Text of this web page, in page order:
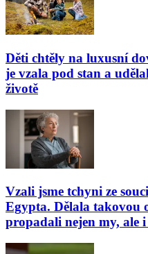
Děti chtěly na luxusní
je vzala pod stan a
životě
Vzali jsme tchyni ze
Egypta. Dělala takovou
propadali nejen my, ale